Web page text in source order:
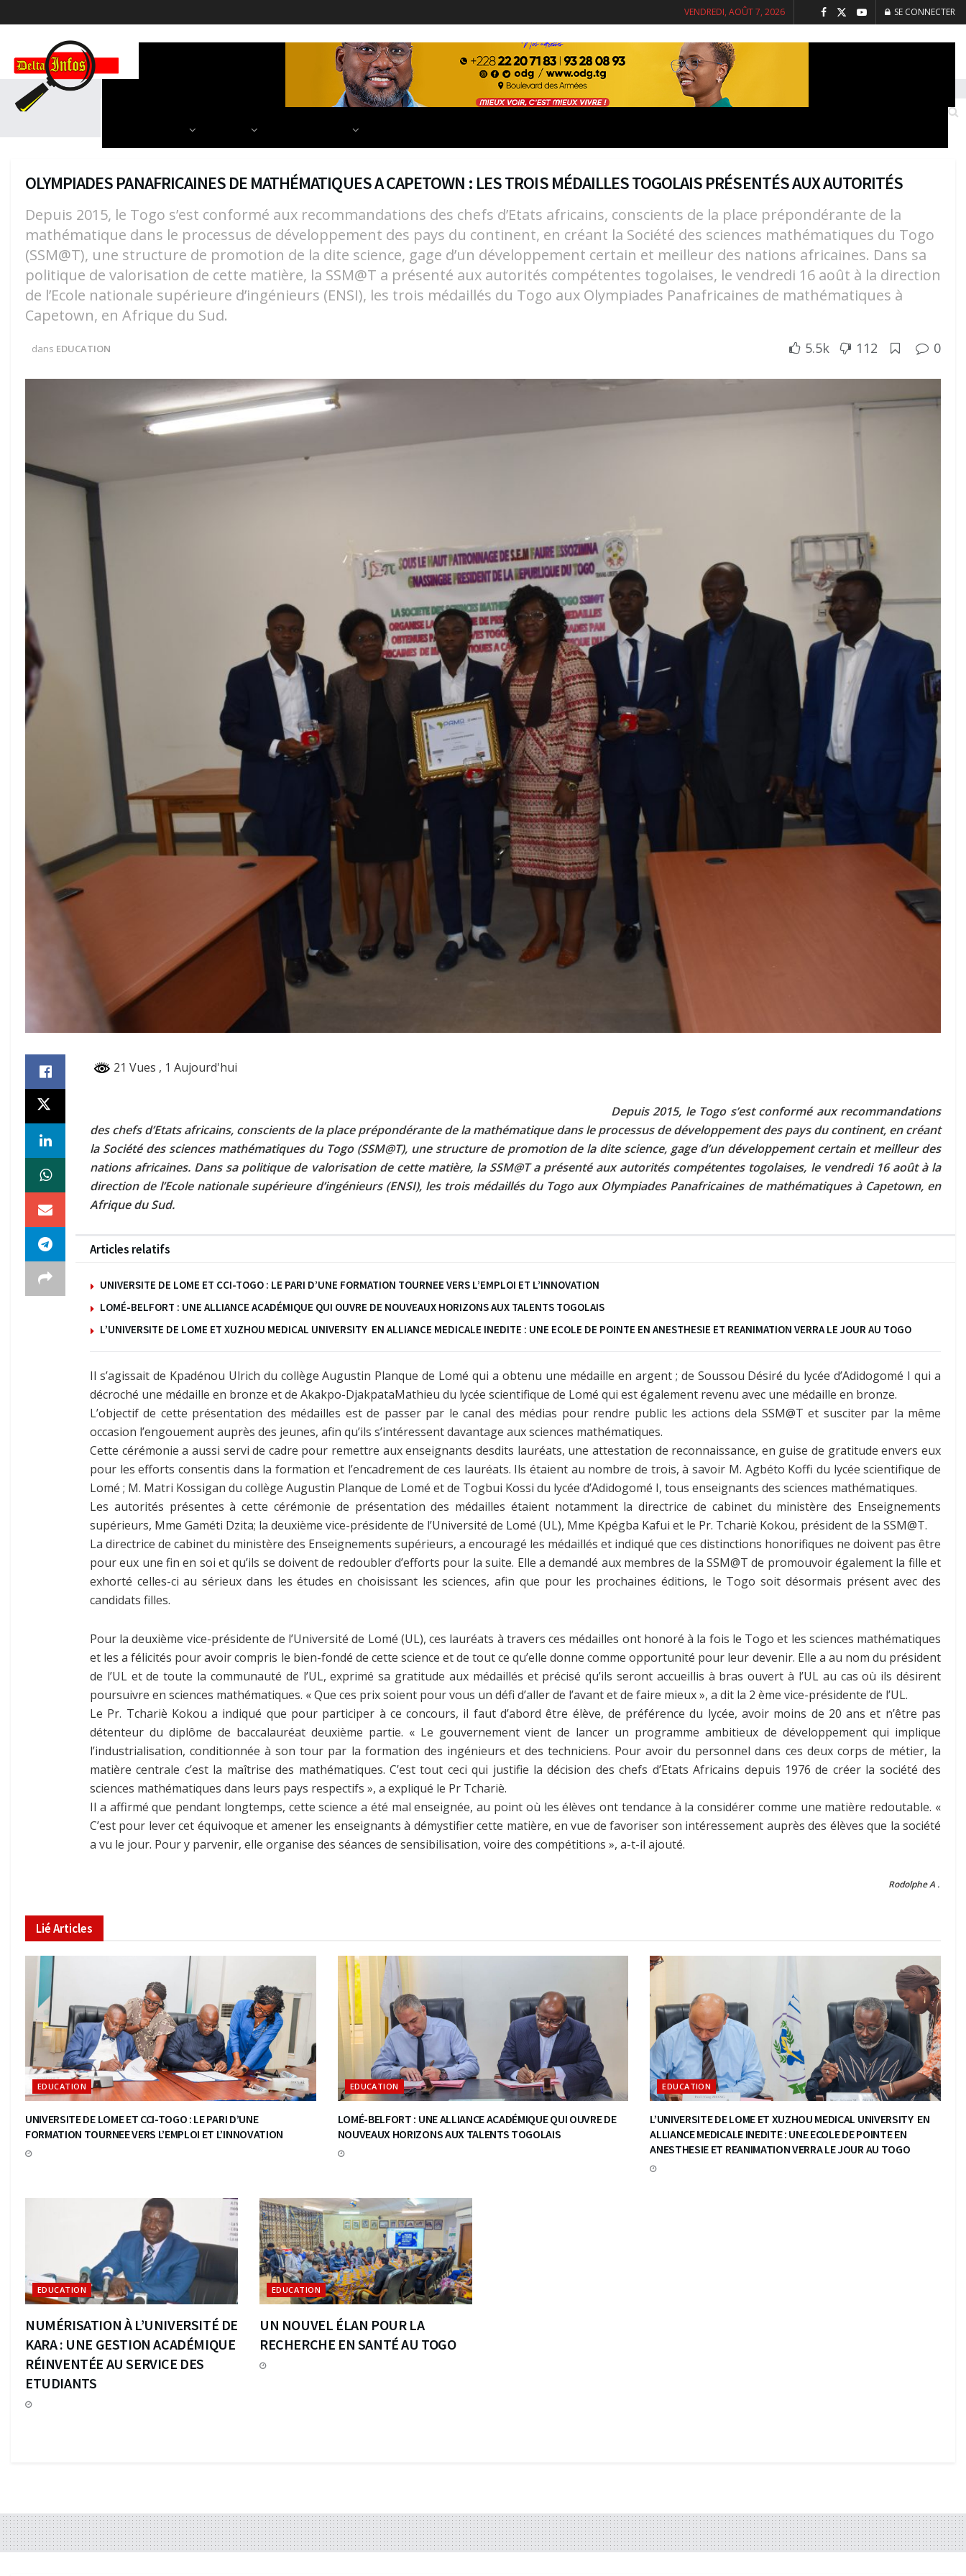
VENDREDI, AOÛT 7, 2026 SE CONNECTER
ECONOMIE FINANCE DÉVELOPPEMENT EDUCATION INTERVIEWS SANTE
OLYMPIADES PANAFRICAINES DE MATHÉMATIQUES A CAPETOWN : LES TROIS MÉDAILLES TOGOLAIS PRÉSENTÉS AUX AUTORITÉS
Depuis 2015, le Togo s’est conformé aux recommandations des chefs d’Etats africains, conscients de la place prépondérante de la
mathématique dans le processus de développement des pays du continent, en créant la Société des sciences mathématiques du Togo
(SSM@T), une structure de promotion de la dite science, gage d’un développement certain et meilleur des nations africaines. Dans sa
politique de valorisation de cette matière, la SSM@T a présenté aux autorités compétentes togolaises, le vendredi 16 août à la direction
de l’Ecole nationale supérieure d’ingénieurs (ENSI), les trois médaillés du Togo aux Olympiades Panafricaines de mathématiques à
Capetown, en Afrique du Sud.
dans EDUCATION 5.5k 112 0
21 Vues , 1 Aujourd'hui
Depuis 2015, le Togo s’est conformé aux recommandations
des chefs d’Etats africains, conscients de la place prépondérante de la mathématique dans le processus de développement des pays du continent, en créant
la Société des sciences mathématiques du Togo (SSM@T), une structure de promotion de la dite science, gage d’un développement certain et meilleur des
nations africaines. Dans sa politique de valorisation de cette matière, la SSM@T a présenté aux autorités compétentes togolaises, le vendredi 16 août à la
direction de l’Ecole nationale supérieure d’ingénieurs (ENSI), les trois médaillés du Togo aux Olympiades Panafricaines de mathématiques à Capetown, en
Afrique du Sud.
Articles relatifs
UNIVERSITE DE LOME ET CCI-TOGO : LE PARI D’UNE FORMATION TOURNEE VERS L’EMPLOI ET L’INNOVATION
LOMÉ-BELFORT : UNE ALLIANCE ACADÉMIQUE QUI OUVRE DE NOUVEAUX HORIZONS AUX TALENTS TOGOLAIS
L’UNIVERSITE DE LOME ET XUZHOU MEDICAL UNIVERSITY EN ALLIANCE MEDICALE INEDITE : UNE ECOLE DE POINTE EN ANESTHESIE ET REANIMATION VERRA LE JOUR AU TOGO
Il s’agissait de Kpadénou Ulrich du collège Augustin Planque de Lomé qui a obtenu une médaille en argent ; de Soussou Désiré du lycée d’Adidogomé I qui a
décroché une médaille en bronze et de Akakpo-DjakpataMathieu du lycée scientifique de Lomé qui est également revenu avec une médaille en bronze.
L’objectif de cette présentation des médailles est de passer par le canal des médias pour rendre public les actions dela SSM@T et susciter par la même
occasion l’engouement auprès des jeunes, afin qu’ils s’intéressent davantage aux sciences mathématiques.
Cette cérémonie a aussi servi de cadre pour remettre aux enseignants desdits lauréats, une attestation de reconnaissance, en guise de gratitude envers eux
pour les efforts consentis dans la formation et l’encadrement de ces lauréats. Ils étaient au nombre de trois, à savoir M. Agbéto Koffi du lycée scientifique de
Lomé ; M. Matri Kossigan du collège Augustin Planque de Lomé et de Togbui Kossi du lycée d’Adidogomé I, tous enseignants des sciences mathématiques.
Les autorités présentes à cette cérémonie de présentation des médailles étaient notamment la directrice de cabinet du ministère des Enseignements
supérieurs, Mme Gaméti Dzita; la deuxième vice-présidente de l’Université de Lomé (UL), Mme Kpégba Kafui et le Pr. Tchariè Kokou, président de la SSM@T.
La directrice de cabinet du ministère des Enseignements supérieurs, a encouragé les médaillés et indiqué que ces distinctions honorifiques ne doivent pas être
pour eux une fin en soi et qu’ils se doivent de redoubler d’efforts pour la suite. Elle a demandé aux membres de la SSM@T de promouvoir également la fille et
exhorté celles-ci au sérieux dans les études en choisissant les sciences, afin que pour les prochaines éditions, le Togo soit désormais présent avec des
candidats filles.
Pour la deuxième vice-présidente de l’Université de Lomé (UL), ces lauréats à travers ces médailles ont honoré à la fois le Togo et les sciences mathématiques
et les a félicités pour avoir compris le bien-fondé de cette science et de tout ce qu’elle donne comme opportunité pour leur devenir. Elle a au nom du président
de l’UL et de toute la communauté de l’UL, exprimé sa gratitude aux médaillés et précisé qu’ils seront accueillis à bras ouvert à l’UL au cas où ils désirent
poursuivre en sciences mathématiques. « Que ces prix soient pour vous un défi d’aller de l’avant et de faire mieux », a dit la 2 ème vice-présidente de l’UL.
Le Pr. Tchariè Kokou a indiqué que pour participer à ce concours, il faut d’abord être élève, de préférence du lycée, avoir moins de 20 ans et n’être pas
détenteur du diplôme de baccalauréat deuxième partie. « Le gouvernement vient de lancer un programme ambitieux de développement qui implique
l’industrialisation, conditionnée à son tour par la formation des ingénieurs et des techniciens. Pour avoir du personnel dans ces deux corps de métier, la
matière centrale c’est la maîtrise des mathématiques. C’est tout ceci qui justifie la décision des chefs d’Etats Africains depuis 1976 de créer la société des
sciences mathématiques dans leurs pays respectifs », a expliqué le Pr Tchariè.
Il a affirmé que pendant longtemps, cette science a été mal enseignée, au point où les élèves ont tendance à la considérer comme une matière redoutable. «
C’est pour lever cet équivoque et amener les enseignants à démystifier cette matière, en vue de favoriser son intéressement auprès des élèves que la société
a vu le jour. Pour y parvenir, elle organise des séances de sensibilisation, voire des compétitions », a-t-il ajouté.
Rodolphe A .
LiéArticles
EDUCATION
UNIVERSITE DE LOME ET CCI-TOGO : LE PARI D’UNE
FORMATION TOURNEE VERS L’EMPLOI ET L’INNOVATION
EDUCATION
LOMÉ-BELFORT : UNE ALLIANCE ACADÉMIQUE QUI OUVRE DE
NOUVEAUX HORIZONS AUX TALENTS TOGOLAIS
EDUCATION
L’UNIVERSITE DE LOME ET XUZHOU MEDICAL UNIVERSITY EN
ALLIANCE MEDICALE INEDITE : UNE ECOLE DE POINTE EN
ANESTHESIE ET REANIMATION VERRA LE JOUR AU TOGO
EDUCATION
NUMÉRISATION À L’UNIVERSITÉ DE
KARA : UNE GESTION ACADÉMIQUE
RÉINVENTÉE AU SERVICE DES
ETUDIANTS
EDUCATION
UN NOUVEL ÉLAN POUR LA
RECHERCHE EN SANTÉ AU TOGO